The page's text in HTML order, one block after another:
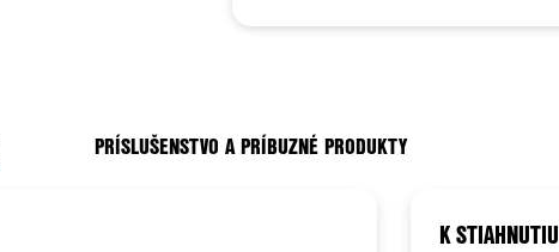
PRÍSLUŠENSTVO A PRÍBUZNÉ PRODUKTY
K STIAHNUTIU